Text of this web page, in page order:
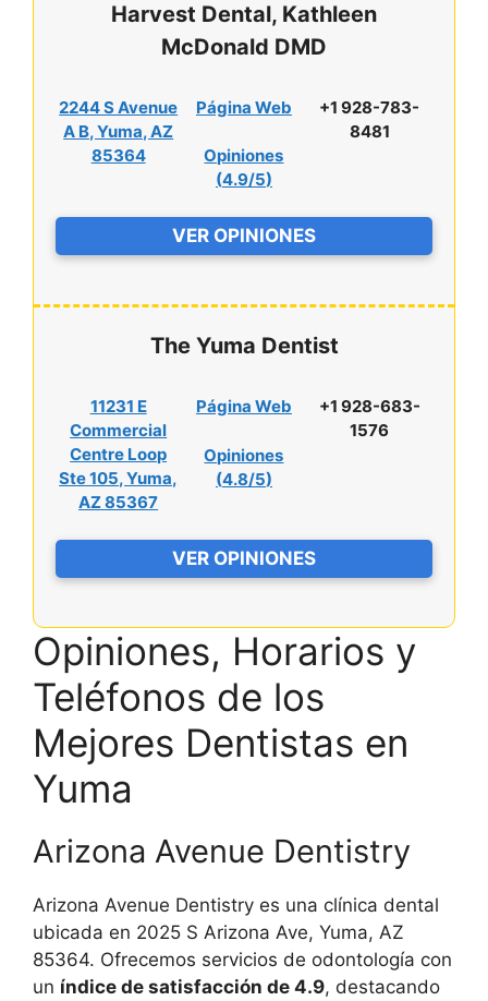
Harvest Dental, Kathleen
McDonald DMD
2244 S Avenue
A B, Yuma, AZ
85364
Página Web
Opiniones
(4.9/5)
+1 928-783-
8481
VER OPINIONES
The Yuma Dentist
11231 E
Commercial
Centre Loop
Ste 105, Yuma,
AZ 85367
Página Web
Opiniones
(4.8/5)
+1 928-683-
1576
VER OPINIONES
Opiniones, Horarios y
Teléfonos de los
Mejores Dentistas en
Yuma
Arizona Avenue Dentistry
Arizona Avenue Dentistry es una clínica dental
ubicada en 2025 S Arizona Ave, Yuma, AZ
85364. Ofrecemos servicios de odontología con
un índice de satisfacción de 4.9, destacando